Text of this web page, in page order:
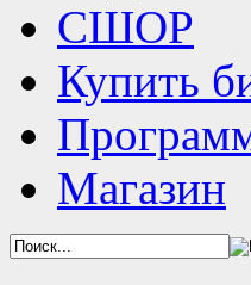
СШОР
Купить
Магазин